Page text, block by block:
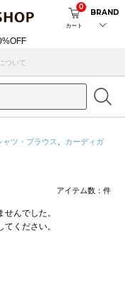
カート
0
BRAND
ついて
ャツ・ブラウス
カーディガ
アイテム数： 件
んでした。
ください。